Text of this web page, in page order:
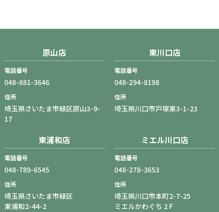
原山店
電話番号
048-881-3646
住所
埼玉県さいたま市緑区原山3-9-
17
東川口店
電話番号
048-294-8198
住所
埼玉県川口市戸塚東3-1-23
東浦和店
電話番号
048-789-6545
住所
埼玉県さいたま市緑区
東浦和2-44-2
ミエル川口店
電話番号
048-278-3653
住所
埼玉県川口市本町2-7-25
ミエルかわぐち 2Ｆ